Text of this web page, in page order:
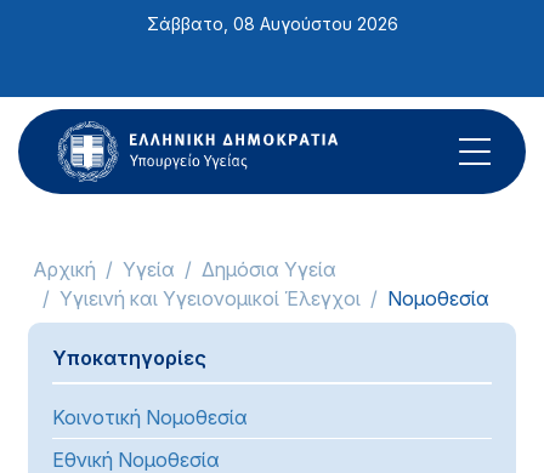
ιστότοπος
περιλαμβάνει
ένα
σύστημα
Σάββατο, 08 Αυγούστου 2026
Αρχική Υγεία
Δημόσια Υγεία
Υγιεινή και Υγειονομικοί Έλεγχοι
Νομοθεσία
Υποκατηγορίες
Κοινοτική Νομοθεσία
Εθνική Νομοθεσία